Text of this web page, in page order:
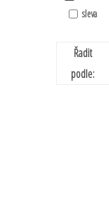
sleva
Řadit
podle: